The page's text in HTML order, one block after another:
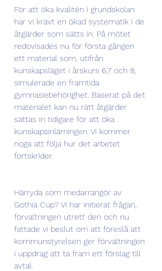
För att öka kvalitén i grundskolan
har vi krävt en ökad systematik i de
åtgärder som sätts in. På mötet
redovisades nu för första gången
ett material som, utifrån
kunskapsläget i årskurs 6,7 och 8,
simulerade en framtida
gymnasiebehörighet. Baserat på det
materialet kan nu rätt åtgärder
sättas in tidigare för att öka
kunskapsinlärningen. Vi kommer
noga att följa hur det arbetet
fortskrider.
Härryda som medarrangör av
Gothia Cup? Vi har initierat frågan,
förvaltningen utrett den och nu
fattade vi beslut om att föreslå att
kommunstyrelsen ger förvaltningen
i uppdrag att ta fram ett förslag till
avtal.